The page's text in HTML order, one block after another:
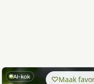
AI-kok Maak